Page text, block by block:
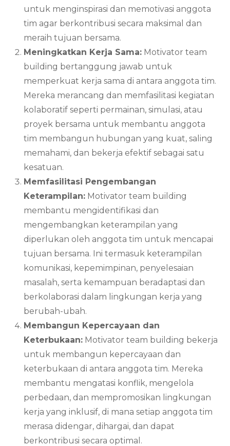
untuk menginspirasi dan memotivasi anggota
tim agar berkontribusi secara maksimal dan
meraih tujuan bersama.
Meningkatkan Kerja Sama: Motivator team
building bertanggung jawab untuk
memperkuat kerja sama di antara anggota tim.
Mereka merancang dan memfasilitasi kegiatan
kolaboratif seperti permainan, simulasi, atau
proyek bersama untuk membantu anggota
tim membangun hubungan yang kuat, saling
memahami, dan bekerja efektif sebagai satu
kesatuan.
Memfasilitasi Pengembangan
Keterampilan: Motivator team building
membantu mengidentifikasi dan
mengembangkan keterampilan yang
diperlukan oleh anggota tim untuk mencapai
tujuan bersama. Ini termasuk keterampilan
komunikasi, kepemimpinan, penyelesaian
masalah, serta kemampuan beradaptasi dan
berkolaborasi dalam lingkungan kerja yang
berubah-ubah.
Membangun Kepercayaan dan
Keterbukaan: Motivator team building bekerja
untuk membangun kepercayaan dan
keterbukaan di antara anggota tim. Mereka
membantu mengatasi konflik, mengelola
perbedaan, dan mempromosikan lingkungan
kerja yang inklusif, di mana setiap anggota tim
merasa didengar, dihargai, dan dapat
berkontribusi secara optimal.